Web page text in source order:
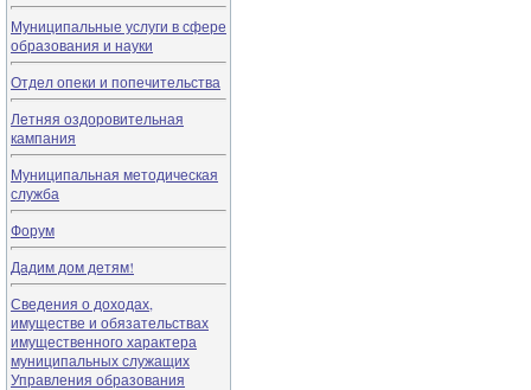
Муниципальные услуги в сфере
образования и науки
Отдел опеки и попечительства
Летняя оздоровительная
кампания
Муниципальная методическая
служба
Форум
Дадим дом детям!
Сведения о доходах,
имуществе и обязательствах
имущественного характера
муниципальных служащих
Управления образования